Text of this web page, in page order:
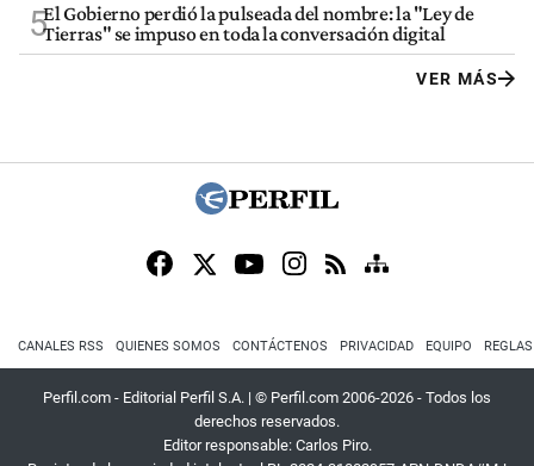
5El Gobierno perdió la pulseada del nombre: la "Ley de
Tierras" se impuso en toda la conversación digital
VER MÁS
CANALES RSS QUIENES SOMOS CONTÁCTENOS PRIVACIDAD EQUIPO
Perfil.com - Editorial Perfil S.A. | © Perfil.com 2006-2026 - Todos los
derechos reservados.
Editor responsable: Carlos Piro.